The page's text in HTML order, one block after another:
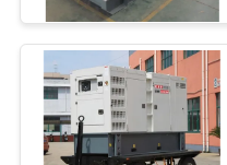
ПУТЕШЕСТВИЕ
ФАБРИКИ
ПРОВЕРКА
комплект